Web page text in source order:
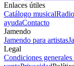
Enlaces útiles
Catálogo musical
ayudaContacto
Jamendo
Jamendo para artistas
Legal
Condiciones generales